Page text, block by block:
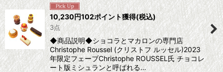
10,230円102ポイント獲得(税込)
3点
◆商品説明◆ショコラとマカロンの専門店
Christophe Roussel (クリストフ ルッセル)2023
年限定フェーブChristophe ROUSSEL氏 チョコレ
ート版ミシュランと呼ばれる…